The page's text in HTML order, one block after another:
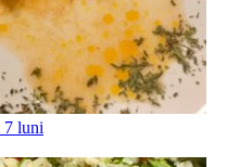
7 luni